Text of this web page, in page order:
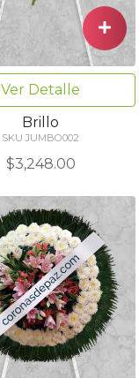
Ver Detalle
Brillo
SKU JUMBO002
$3,248.00